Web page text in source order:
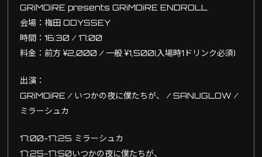
GRiMOiRE presents GRiMOiRE ENDROLL
会場：梅田 ODYSSEY
時間：16:30 / 17:00
料金：前方 ¥2,000 / 一般 ¥1,500(入場時1ドリンク必須)
出演：
GRiMOiRE / いつかの夜に僕たちが、 / SANUGLOW /
ミラーシュカ
17:00-17:25 ミラーシュカ
17:25-17:50いつかの夜に僕たちが、